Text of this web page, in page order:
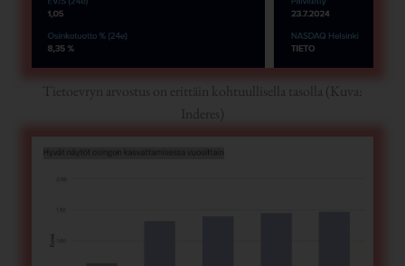
Tietoevryn arvostus on erittäin kohtuullisella tasolla (Kuva:
Inderes)